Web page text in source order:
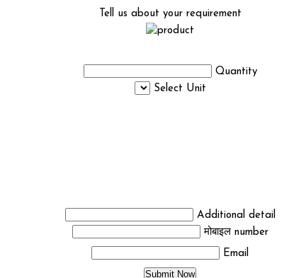
Tell us about your requirement
Quantity
Select Unit
Additional detail
मोबाइल number
Email